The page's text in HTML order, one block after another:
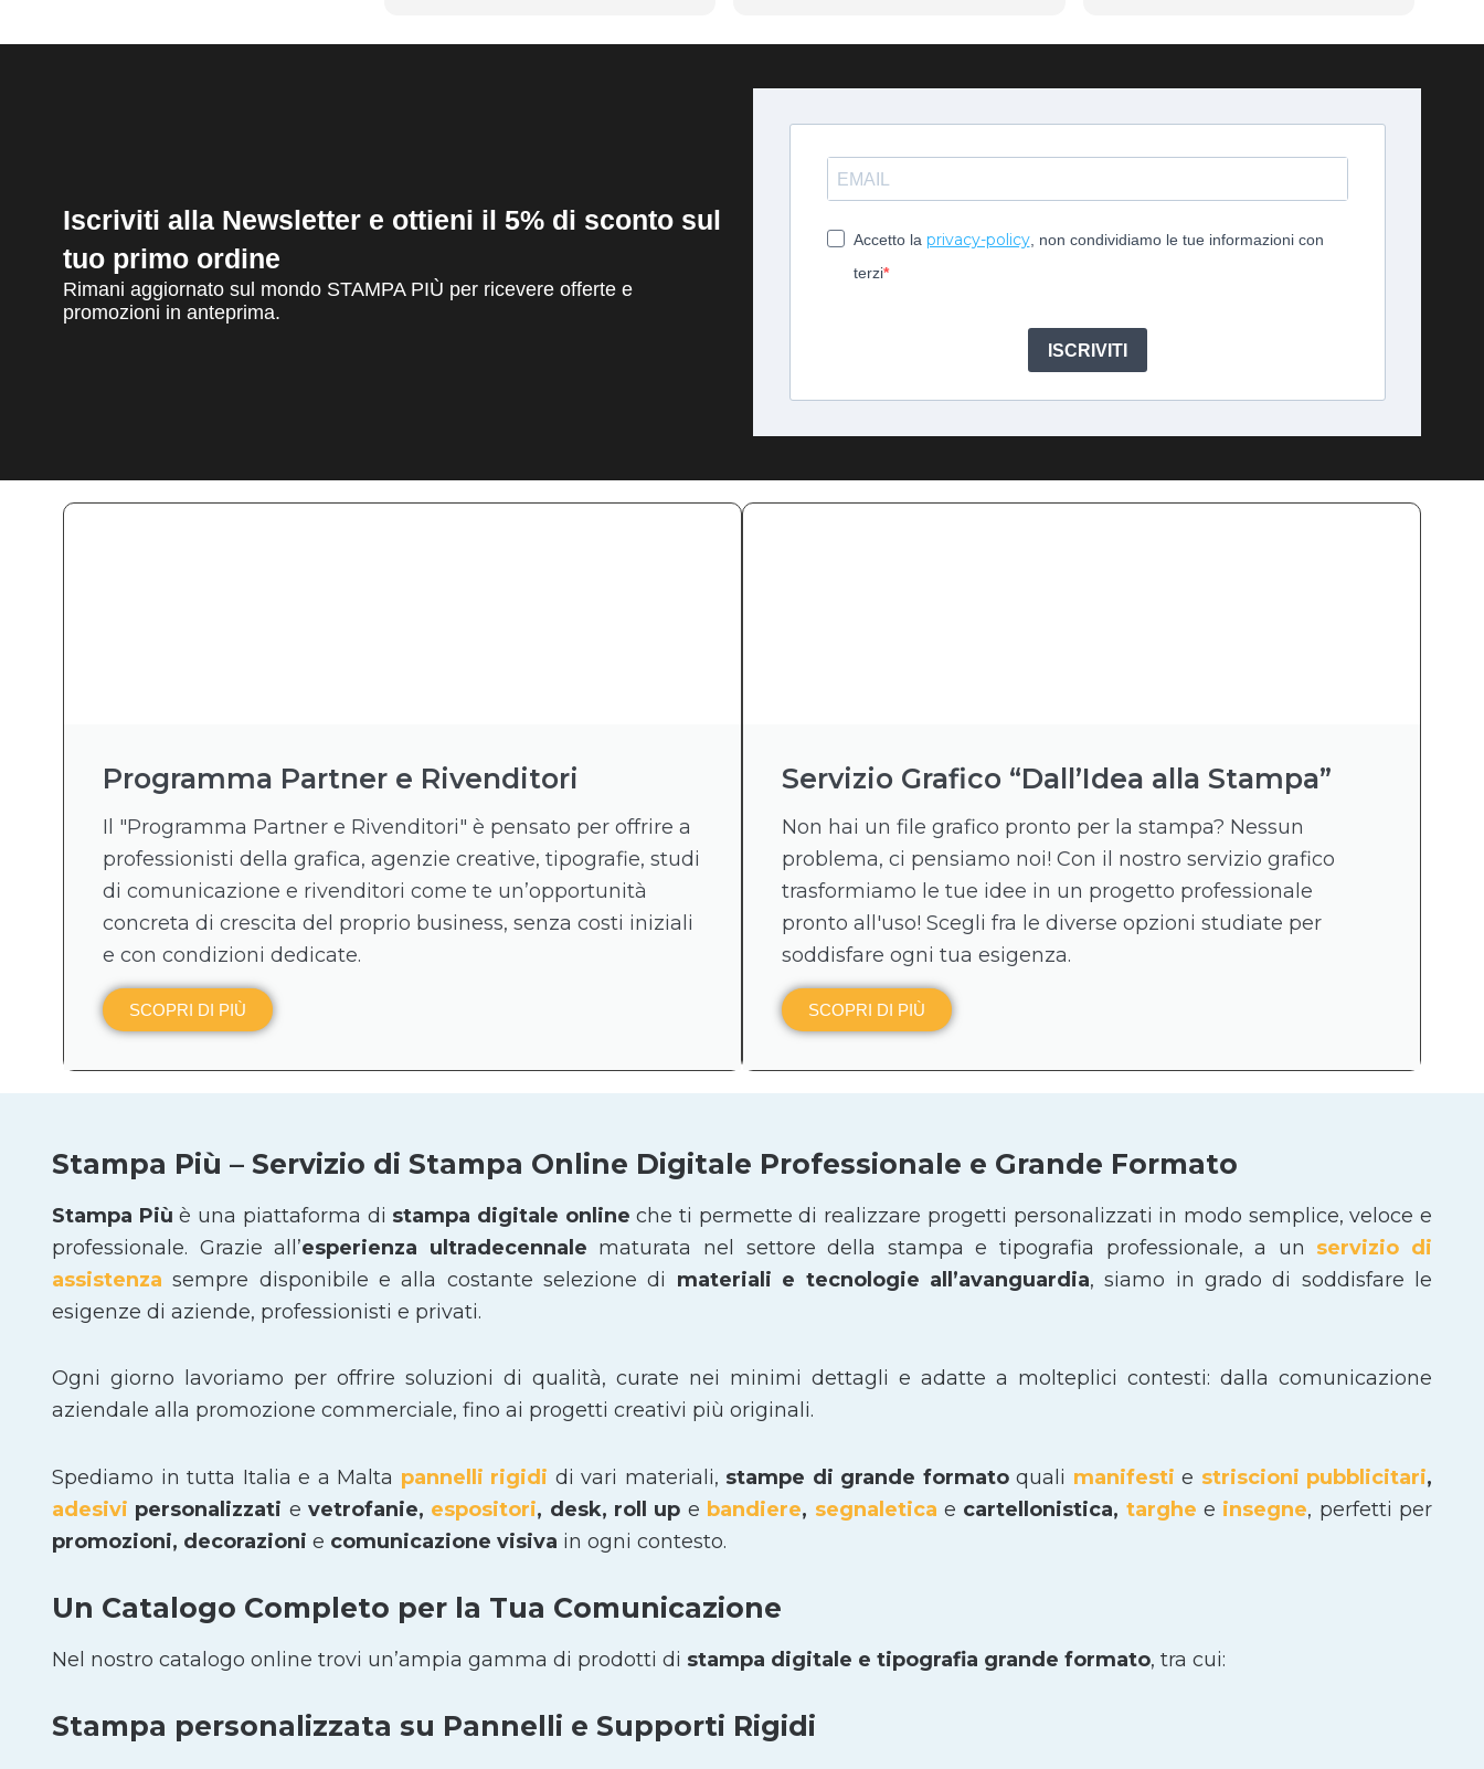
Iscriviti alla Newsletter e ottieni il 5% di sconto sul
tuo primo ordine
Rimani aggiornato sul mondo STAMPA PIÙ per ricevere offerte e
promozioni in anteprima.
Accetto la privacy-policy, non condividiamo le tue informazioni con
terzi
ISCRIVITI
Programma Partner e Rivenditori
Il "Programma Partner e Rivenditori" è pensato per offrire a
professionisti della grafica, agenzie creative, tipografie, studi
di comunicazione e rivenditori come te un’opportunità
concreta di crescita del proprio business, senza costi iniziali
e con condizioni dedicate.
SCOPRI DI PIÙ
Servizio Grafico “Dall’Idea alla Stampa”
Non hai un file grafico pronto per la stampa? Nessun
problema, ci pensiamo noi! Con il nostro servizio grafico
trasformiamo le tue idee in un progetto professionale
pronto all'uso! Scegli fra le diverse opzioni studiate per
soddisfare ogni tua esigenza.
SCOPRI DI PIÙ
Stampa Più – Servizio di Stampa Online Digitale Professionale e Grande Formato
Stampa Più è una piattaforma di stampa digitale online che ti permette di realizzare progetti personalizzati in modo semplice, veloce e
professionale. Grazie all’esperienza ultradecennale maturata nel settore della stampa e tipografia professionale, a un servizio di
assistenza sempre disponibile e alla costante selezione di materiali e tecnologie all’avanguardia, siamo in grado di soddisfare le
esigenze di aziende, professionisti e privati.
Ogni giorno lavoriamo per offrire soluzioni di qualità, curate nei minimi dettagli e adatte a molteplici contesti: dalla comunicazione
aziendale alla promozione commerciale, fino ai progetti creativi più originali.
Spediamo in tutta Italia e a Malta pannelli rigidi di vari materiali, stampe di grande formato quali manifesti e striscioni pubblicitari,
adesivi personalizzati e vetrofanie, espositori, desk, roll up e bandiere, segnaletica e cartellonistica, targhee insegne, perfetti per
promozioni, decorazioni e comunicazione visiva in ogni contesto.
Un Catalogo Completo per la Tua Comunicazione
Nel nostro catalogo online trovi un’ampia gamma di prodotti di stampa digitale e tipografia grande formato, tra cui:
Stampa personalizzata su Pannelli e Supporti Rigidi